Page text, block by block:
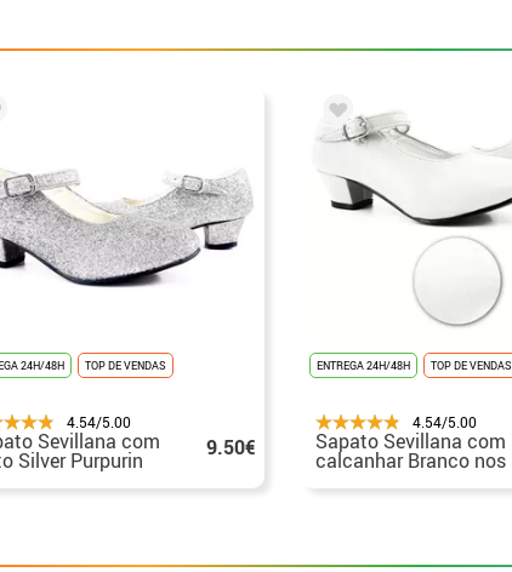
24H/48H TOP DE VENDAS
4.54/5.00
Sevillana com
Silver Purpurin
números de 22 a
9.50€
ENTREGA 24H/48H TOP DE VENDAS
4.54/5.00
Sapato Sevillana com
calcanhar Branco nos